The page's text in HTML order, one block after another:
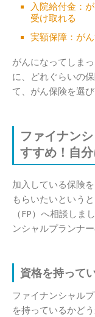
入院給付金：
受け取れる
実額保障：が
がんになってしま
に、どれぐらいの
て、がん保険を選び
ファイナン
すすめ！自
加入している保険
もらいたいという
（FP）へ相談しま
ンシャルプランナ
資格を持って
ファイナンシャル
を持っているかど